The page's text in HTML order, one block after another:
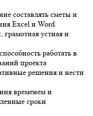
составлять сметы и
Excel и Word
грамотная устная и
работать в
проекта
решения и нести
временем и
сроки